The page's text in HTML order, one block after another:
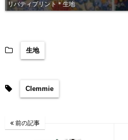
リバティプリント＊生地
生地
Clemmie
前の記事